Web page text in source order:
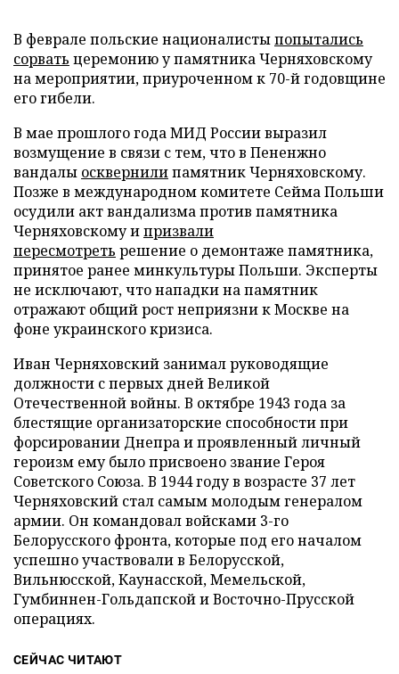
В феврале польские националистыпопытались
сорвать церемонию у памятника Черняховскому
на мероприятии, приуроченном к 70-й годовщине
его гибели.
В мае прошлого года МИД России выразил
возмущение в связи с тем, что в Пененжно
вандалы осквернилипамятник Черняховскому.
Позже в международном комитете Сейма Польши
осудили акт вандализма против памятника
Черняховскому ипризвали
пересмотреть решение о демонтаже памятника,
принятое ранее минкультуры Польши. Эксперты
не исключают, что нападки на памятник
отражают общий рост неприязни к Москве на
фоне украинского кризиса.
Иван Черняховский занимал руководящие
должности с первых дней Великой
Отечественной войны. В октябре 1943 года за
блестящие организаторские способности при
форсировании Днепра и проявленный личный
героизм ему было присвоено звание Героя
Советского Союза. В 1944 году в возрасте 37 лет
Черняховский стал самым молодым генералом
армии. Он командовал войсками 3-го
Белорусского фронта, которые под его началом
успешно участвовали в Белорусской,
Вильнюсской, Каунасской, Мемельской,
Гумбиннен-Гольдапской и Восточно-Прусской
операциях.
СЕЙЧАС ЧИТАЮТ